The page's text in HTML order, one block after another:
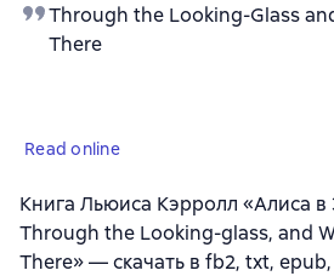
Through the Looking-Glass
There
Read online
Книга Льюиса Кэрролл «Алиса в
Through the Looking-glass, and
There» — скачать в fb2, txt,